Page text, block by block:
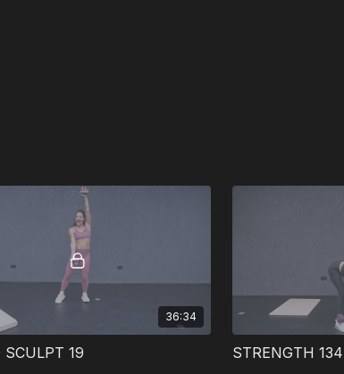
36:34
SCULPT 19 STRENGTH 134